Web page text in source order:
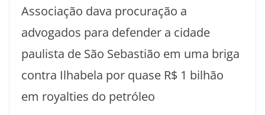
Associação dava procuração a
advogados para defender a cidade
paulista de São Sebastião em uma briga
contra Ilhabela por quase R$ 1 bilhão
em royalties do petróleo